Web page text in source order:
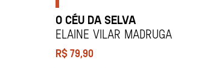
O CÉU DA SELVA
Elaine Vilar Madruga
R$79,90